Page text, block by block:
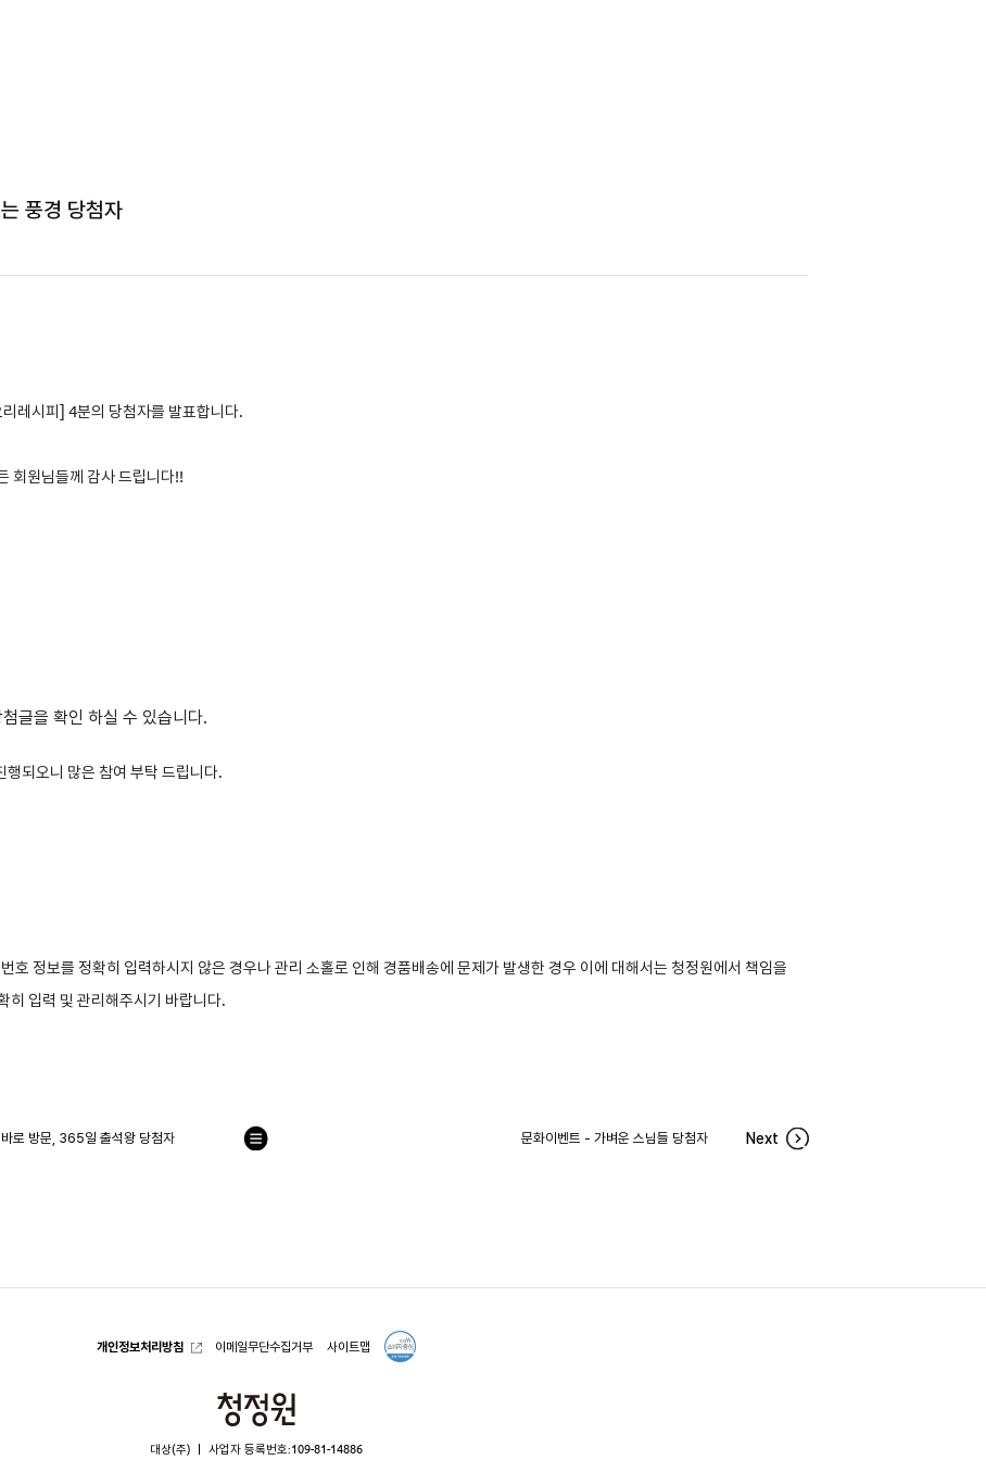
풍경 당첨자
리레시피] 4분의 당첨자를 발표합니다.
회원님들께 감사 드립니다!!
글을 확인 하실 수 있습니다.
행되오니 많은 참여 부탁 드립니다.
호 정보를 정확히 입력하시지 않은 경우나 관리 소홀로 인해 경품배송에 문제가 발생한 경우 이에 대해서는 청정원에서 책임을
히 입력 및 관리해주시기 바랍니다.
로 방문, 365일 출석왕 당첨자 문화이벤트 - 가벼운 스님들 당첨자 Next
목
개인정보처리방침 이메일무단수집거부 사이트맵
청
대상(주) 사업자 등록번호:109-81-14886